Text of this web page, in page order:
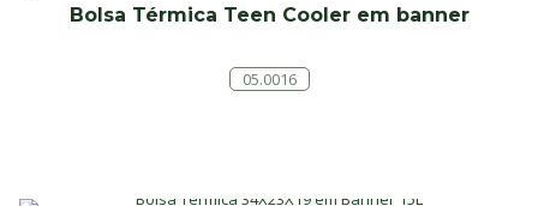
Bolsa Térmica Teen Cooler em banner
05.0016